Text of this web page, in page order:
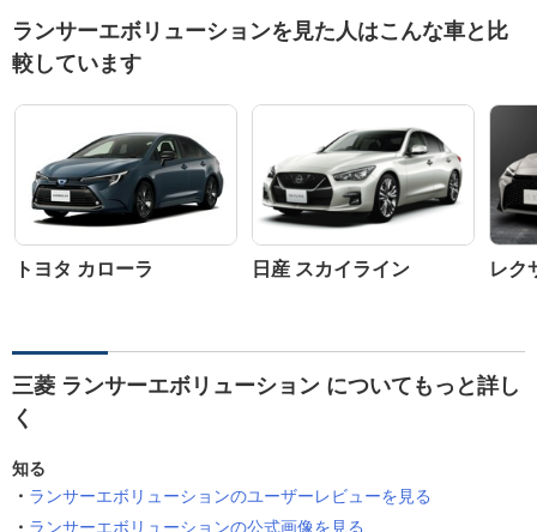
ランサーエボリューションを見た人はこんな車と比
較しています
トヨタ カローラ 日産 スカイライン レク
三菱 ランサーエボリューション についてもっと詳し
く
知る
ランサーエボリューションのユーザーレビューを見る
ランサーエボリューションの公式画像を見る